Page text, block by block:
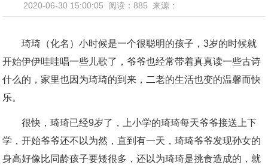
2020-06-30 15:00:05 阅读：885 来源：
琦琦（化名）小时候是一个很聪明的孩子，3岁的时候就
开始伊伊哇哇唱一些儿歌了，爷爷也经常带着真真读一些古诗
什么的，家里也因为琦琦的到来，二老的生活也变的温馨而快
乐。
很快，琦琦已经9岁了，上小学的琦琦每天爷爷接送上下
学，开始爷爷还不以为然，直到有一天，琦琦爷爷发现孙女的
身高好像比同龄孩子要矮很多，还以为琦琦是挑食造成的，就